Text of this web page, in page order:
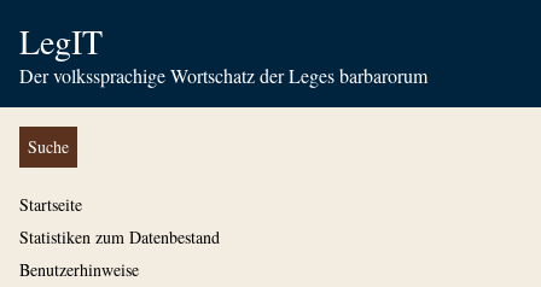
LegIT
Der volkssprachige Wortschatz der Leges barbarorum
Suche
Startseite
Statistiken zum Datenbestand
Benutzerhinweise